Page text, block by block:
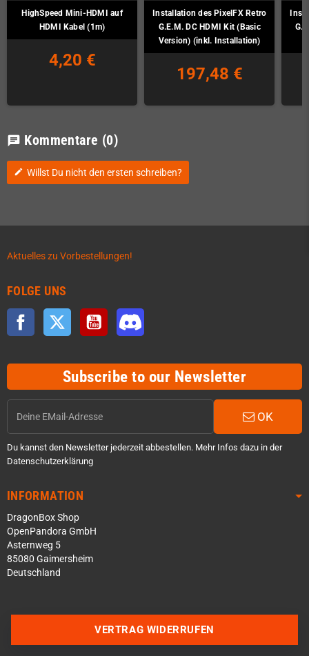
HighSpeed Mini-HDMI auf
HDMI Kabel (1m)
4,20 €
Installation des PixelFX Retro
G.E.M. DC HDMI Kit (Basic
Version) (inkl. Installation)
197,48 €
chat Kommentare (0)
edit Willst Du nicht den ersten schreiben?
Aktuelles zu Vorbestellungen!
FOLGE UNS
Facebook Twitter YouTube
Subscribe to our Newsletter
OK
Du kannst den Newsletter jederzeit abbestellen. Mehr Infos dazu in der
Datenschutzerklärung
INFORMATION
DragonBox Shop
OpenPandora GmbH
Asternweg 5
85080 Gaimersheim
Deutschland
VERTRAG WIDERRUFEN